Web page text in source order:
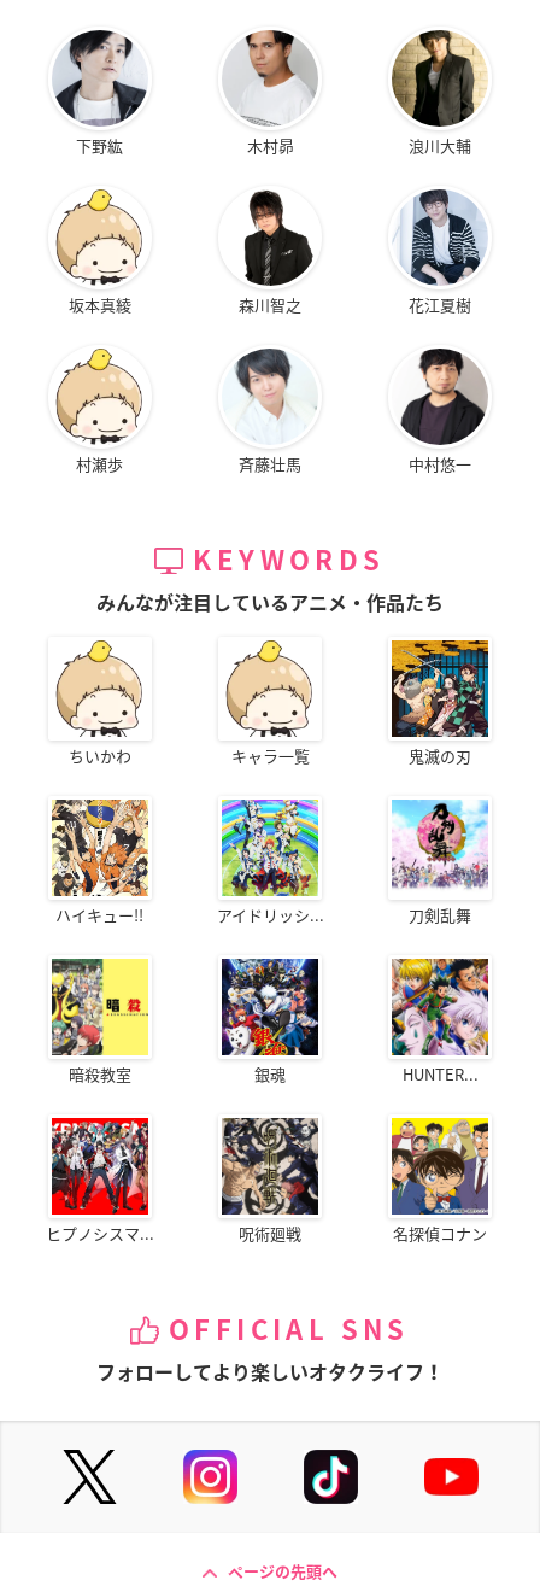
下野紘 木村昴 浪川大輔
坂本真綾 森川智之 花江夏樹
村瀬歩 斉藤壮馬 中村悠一
KEYWORDS
みんなが注目しているアニメ・作品たち
ちいかわ キャラ一覧 鬼滅の刃
ハイキュー!! アイドリッシ... 刀剣乱舞
暗殺教室 銀魂 HUNTER...
ヒプノシスマ... 呪術廻戦 名探偵コナン
OFFICIAL SNS
フォローしてより楽しいオタクライフ！
ページの先頭へ